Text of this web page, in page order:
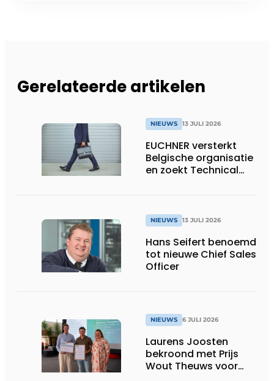
Gerelateerde artikelen
NIEUWS 13 JULI 2026
EUCHNER versterkt
Belgische organisatie
en zoekt Technical
NIEUWS 13 JULI 2026
Hans Seifert benoemd
tot nieuwe Chief Sales
Officer
NIEUWS 6 JULI 2026
Laurens Joosten
bekroond met Prijs
Wout Theuws voor